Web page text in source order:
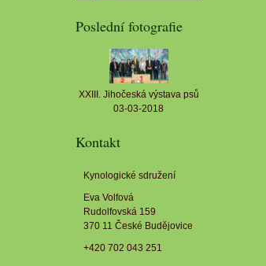
Poslední fotografie
XXIII. Jihočeská výstava psů
03-03-2018
Kontakt
Kynologické sdružení
Eva Volfová
Rudolfovská 159
370 11 České Budějovice
+420 702 043 251